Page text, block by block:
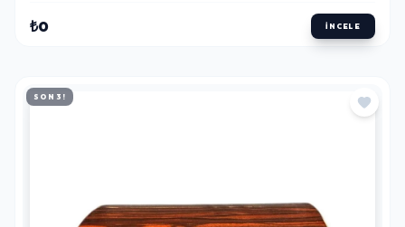
₺0 İNCELE
SON 3!